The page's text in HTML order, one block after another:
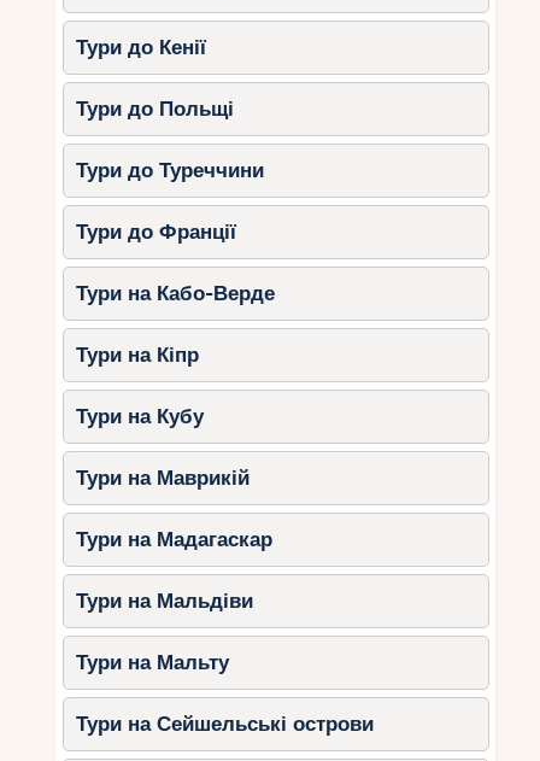
Тури до Кенії
Тури до Польщі
Тури до Туреччини
Тури до Франції
Тури на Кабо-Верде
Тури на Кіпр
Тури на Кубу
Тури на Маврикій
Тури на Мадагаскар
Тури на Мальдіви
Тури на Мальту
Тури на Сейшельські острови